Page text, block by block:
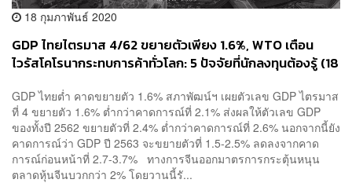
18 กุมภาพันธ์ 2020
GDP ไทยไตรมาส 4/62 ขยายตัวเพียง 1.6%, WTO เตือน
ไวรัสโคโรนากระทบการค้าทั่วโลก: 5 ปัจจัยที่นักลงทุนต้องรู้ (18
GDP ไทยต่ำ คาดขยายตัว 1.6% สภาพัฒน์ฯ เผยตัวเลข GDP ไตรมาส
ที่ 4 ขยายตัว 1.6% ต่ำกว่าคาดการณ์ที่ 2.1% ส่งผลให้ตัวเลข GDP
ของทั้งปี 2562 ขยายตัวที่ 2.4% ต่ำกว่าคาดการณ์ที่ 2.6% นอกจากนี้ยัง
คาดการณ์ว่า GDP ปี 2563 จะขยายตัวที่ 1.5-2.5% ลดลงจากคาด
การณ์ก่อนหน้าที่ 2.7-3.7% ทางการจีนออกมาตรการกระตุ้นหนุน
ตลาดหุ้นจีนบวกกว่า 2% โดยวานนี้รั...